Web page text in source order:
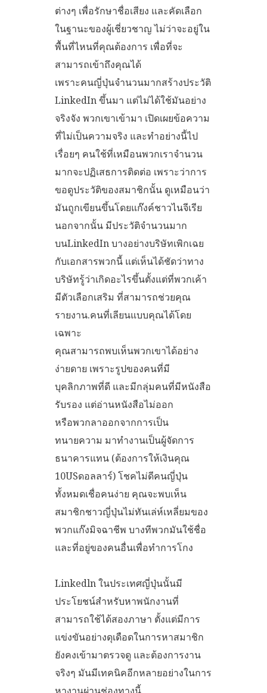
ต่างๆ เพื่อรักษาชื่อเสียง และคัดเลือก
ในฐานะของผู้เชี่ยวชาญ ไม่ว่าจะอยู่ใน
พื้นที่ไหนที่คุณต้องการ เพื่อที่จะ
สามารถเข้าถึงคุณได้
เพราะคนญี่ปุ่นจำนวนมากสร้างประวัติ
LinkedIn ขึ้นมา แต่ไม่ได้ใช้มันอย่าง
จริงจัง พวกเขาเข้ามา เปิดเผยข้อความ
ที่ไม่เป็นความจริง และทำอย่างนี้ไป
เรื่อยๆ คนใช้ที่เหมือนพวกเราจำนวน
มากจะปฏิเสธการติดต่อ เพราะว่าการ
ขอดูประวัติของสมาชิกนั้น ดูเหมือนว่า
มันถูกเขียนขึ้นโดยแก๊งค์ชาวไนจีเรีย
นอกจากนั้น มีประวัติจำนวนมาก
บนLinkedIn บางอย่างบริษัทเพิกเฉย
กับเอกสารพวกนี้ แต่เห็นได้ชัดว่าทาง
บริษัทรู้ว่าเกิดอะไรขึ้นตั้งแต่ที่พวกเค้า
มีตัวเลือกเสริม ที่สามารถช่วยคุณ
รายงาน.คนที่เลียนแบบคุณได้โดย
เฉพาะ
คุณสามารถพบเห็นพวกเขาได้อย่าง
ง่ายดาย เพราะรูปของคนที่มี
บุคลิกภาพที่ดี และมีกลุ่มคนที่มีหนังสือ
รับรอง แต่อ่านหนังสือไม่ออก
หรือพวกลาออกจากการเป็น
ทนายความ มาทำงานเป็นผู้จัดการ
ธนาคารแทน (ต้องการให้เงินคุณ
10USดอลลาร์) โชคไม่ดีคนญี่ปุ่น
ทั้งหมดเชื่อคนง่าย คุณจะพบเห็น
สมาชิกชาวญี่ปุ่นไม่ทันเล่ห์เหลี่ยมของ
พวกแก๊งมิจฉาชีพ บางทีพวกมันใช้ชื่อ
และที่อยู่ของคนอื่นเพื่อทำการโกง
Linkedln ในประเทศญี่ปุ่นนั้นมี
ประโยชน์สำหรับหาพนักงานที่
สามารถใช้ได้สองภาษา ตั้งแต่มีการ
แข่งขันอย่างดุเดือดในการหาสมาชิก
ยังคงเข้ามาตรวจดู และต้องการงาน
จริงๆ มันมีเทคนิคอีกหลายอย่างในการ
หางานผ่านช่องทางนี้